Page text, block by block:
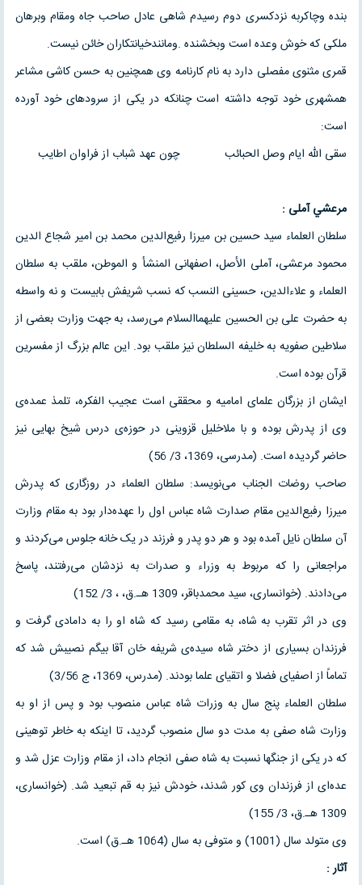
بنده وچاکربه نزدکسری دوم رسیدم شاهی عادل صاحب جاه ومقام وبرهان
ملکی که خوش وعده است وبخشنده .ومانندخيانتكاران خائن نيست.
قمری مثنوی مفصلی دارد به نام کارنامه وی همچنین به حسن کاشی مشاعر
همشهری خود توجه داشته است چنانکه در یکی از سرود‌های خود آورده
است:
سقی الله ایام وصل الحبائب چون عهد شباب از فراوان اطایب
مرعشي آملی :
سلطان العلماء سید حسین بن میرزا رفیع‌الدین محمد بن امیر شجاع الدین
محمود مرعشی، آملی الأصل، اصفهانی المنشأ و الموطن، ملقب به سلطان
العلماء و علاء‌الدین، حسینی النسب که نسب شریفش بابیست و نه واسطه
به حضرت علی بن الحسین علیهما‌السلام می‌رسد، به جهت وزارت بعضی از
سلاطین صفویه به خلیفه السلطان نیز ملقب بود. این عالم بزرگ از مفسرین
قرآن بوده است.
ایشان از بزرگان علمای امامیه و محققی است عجیب الفکره، تلمذ عمده‌ی
وی از پدرش بوده و با ملاخلیل قزوینی در حوزه‌ی درس شیخ بهایی نیز
حاضر گردیده است. (مدرسی، 1369، 3/ 56)
صاحب روضات الجناب می‌نویسد: سلطان العلماء در روزگاری که پدرش
میرزا رفیع‌الدین مقام صدارت شاه عباس اول را عهده‌دار بود به مقام وزارت
آن سلطان نایل آمده بود و هر دو پدر و فرزند در یک خانه جلوس می‌کردند و
مراجعانی را که مربوط به وزراء و صدرات به نزدشان می‌رفتند، پاسخ
می‌دادند. (خوانساری، سید محمدباقر، 1309 هـ.ق، ، 3/ 152)
وی در اثر تقرب به شاه، به مقامی رسید که شاه او را به دامادی گرفت و
فرزندان بسیاری از دختر شاه سیده‌ی شریفه خان آقا بیگم نصیبش شد که
تماماً از اصفیای فضلا و اتقیای علما بودند. (مدرس، 1369، ج 3/56)
سلطان العلماء پنج سال به وزرات شاه عباس منصوب بود و پس از او به
وزارت شاه صفی به مدت دو سال منصوب گردید، تا اینکه به خاطر توهینی
که در یکی از جنگها نسبت به شاه صفی انجام داد، از مقام وزارت عزل شد و
عده‌ای از فرزندان وی کور شدند، خودش نیز به قم تبعید شد. (خوانساری،
1309 هـ.ق، 3/ 155)
وی متولد سال (1001) و متوفی به سال (1064 هـ.ق) است.
آثار :